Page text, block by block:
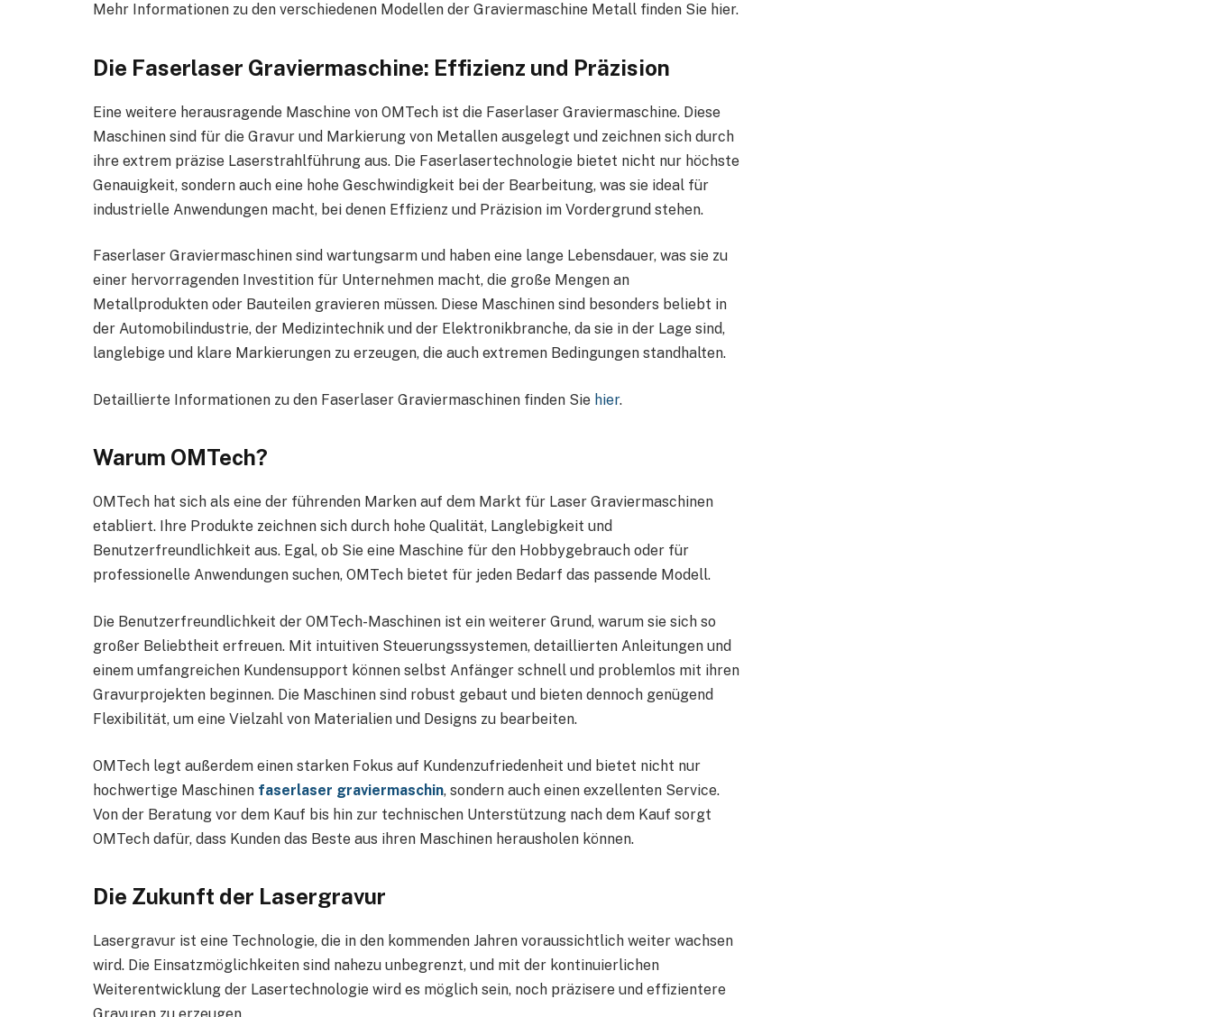
Mehr Informationen zu den verschiedenen Modellen der Graviermaschine Metall finden Sie hier.
Die Faserlaser Graviermaschine: Effizienz und Präzision
Eine weitere herausragende Maschine von OMTech ist die Faserlaser Graviermaschine. Diese
Maschinen sind für die Gravur und Markierung von Metallen ausgelegt und zeichnen sich durch
ihre extrem präzise Laserstrahlführung aus. Die Faserlasertechnologie bietet nicht nur höchste
Genauigkeit, sondern auch eine hohe Geschwindigkeit bei der Bearbeitung, was sie ideal für
industrielle Anwendungen macht, bei denen Effizienz und Präzision im Vordergrund stehen.
Faserlaser Graviermaschinen sind wartungsarm und haben eine lange Lebensdauer, was sie zu
einer hervorragenden Investition für Unternehmen macht, die große Mengen an
Metallprodukten oder Bauteilen gravieren müssen. Diese Maschinen sind besonders beliebt in
der Automobilindustrie, der Medizintechnik und der Elektronikbranche, da sie in der Lage sind,
langlebige und klare Markierungen zu erzeugen, die auch extremen Bedingungen standhalten.
Detaillierte Informationen zu den Faserlaser Graviermaschinen finden Sie hier.
Warum OMTech?
OMTech hat sich als eine der führenden Marken auf dem Markt für Laser Graviermaschinen
etabliert. Ihre Produkte zeichnen sich durch hohe Qualität, Langlebigkeit und
Benutzerfreundlichkeit aus. Egal, ob Sie eine Maschine für den Hobbygebrauch oder für
professionelle Anwendungen suchen, OMTech bietet für jeden Bedarf das passende Modell.
Die Benutzerfreundlichkeit der OMTech-Maschinen ist ein weiterer Grund, warum sie sich so
großer Beliebtheit erfreuen. Mit intuitiven Steuerungssystemen, detaillierten Anleitungen und
einem umfangreichen Kundensupport können selbst Anfänger schnell und problemlos mit ihren
Gravurprojekten beginnen. Die Maschinen sind robust gebaut und bieten dennoch genügend
Flexibilität, um eine Vielzahl von Materialien und Designs zu bearbeiten.
OMTech legt außerdem einen starken Fokus auf Kundenzufriedenheit und bietet nicht nur
hochwertige Maschinen faserlaser graviermaschin, sondern auch einen exzellenten Service.
Von der Beratung vor dem Kauf bis hin zur technischen Unterstützung nach dem Kauf sorgt
OMTech dafür, dass Kunden das Beste aus ihren Maschinen herausholen können.
Die Zukunft der Lasergravur
Lasergravur ist eine Technologie, die in den kommenden Jahren voraussichtlich weiter wachsen
wird. Die Einsatzmöglichkeiten sind nahezu unbegrenzt, und mit der kontinuierlichen
Weiterentwicklung der Lasertechnologie wird es möglich sein, noch präzisere und effizientere